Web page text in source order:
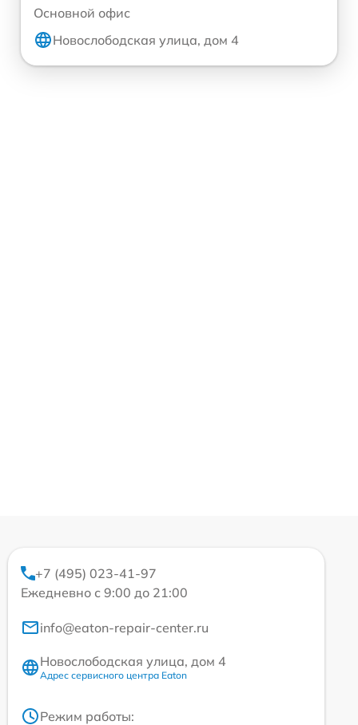
Основной офис
Новослободская улица, дом 4
+7 (495) 023-41-97
Ежедневно с 9:00 до 21:00
info@eaton-repair-center.ru
Новослободская улица, дом 4
Адрес сервисного центра Eaton
Режим работы: